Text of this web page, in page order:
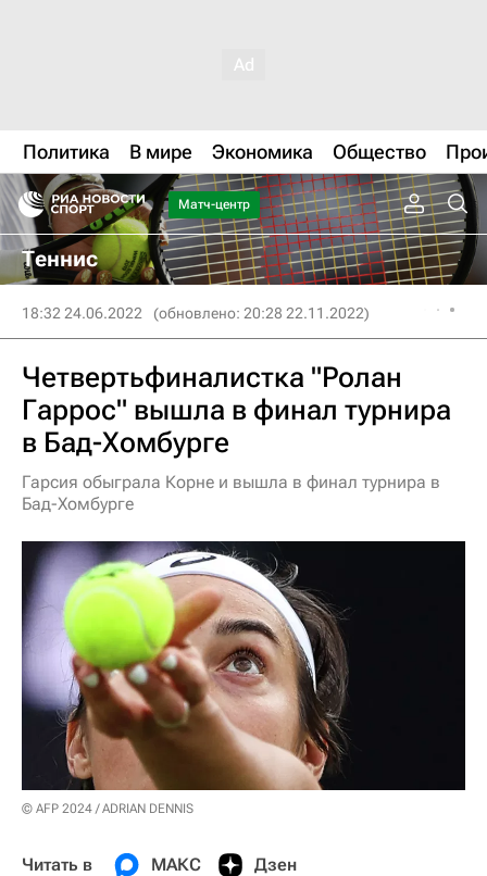
Политика В мире Экономика Общество
Матч-центр
Теннис
18:32 24.06.2022 (обновлено: 20:28 22.11.2022)
Четвертьфиналистка "Ролан
Гаррос" вышла в финал турнира
в Бад-Хомбурге
Гарсия обыграла Корне и вышла в финал турнира в
Бад-Хомбурге
© AFP 2024 / ADRIAN DENNIS
Читать в МАКС Дзен